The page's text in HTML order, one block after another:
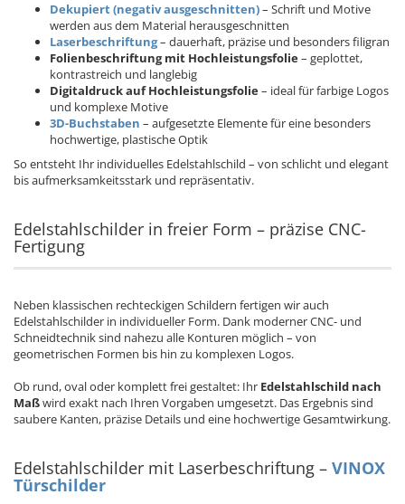
Dekupiert (negativ ausgeschnitten)– Schrift und Motive
werden aus dem Material herausgeschnitten
Laserbeschriftung– dauerhaft, präzise und besonders filigran
Folienbeschriftung mit Hochleistungsfolie– geplottet,
kontrastreich und langlebig
Digitaldruck auf Hochleistungsfolie– ideal für farbige Logos
und komplexe Motive
3D-Buchstaben – aufgesetzte Elemente für eine besonders
hochwertige, plastische Optik
So entsteht Ihr individuelles Edelstahlschild – von schlicht und elegant
bis aufmerksamkeitsstark und repräsentativ.
Edelstahlschilder in freier Form – präzise CNC-
Fertigung
Neben klassischen rechteckigen Schildern fertigen wir auch
Edelstahlschilder in individueller Form. Dank moderner CNC- und
Schneidtechnik sind nahezu alle Konturen möglich – von
geometrischen Formen bis hin zu komplexen Logos.
Ob rund, oval oder komplett frei gestaltet: Ihr Edelstahlschild nach
Maßwird exakt nach Ihren Vorgaben umgesetzt. Das Ergebnis sind
saubere Kanten, präzise Details und eine hochwertige Gesamtwirkung.
Edelstahlschilder mit Laserbeschriftung – VINOX
Türschilder